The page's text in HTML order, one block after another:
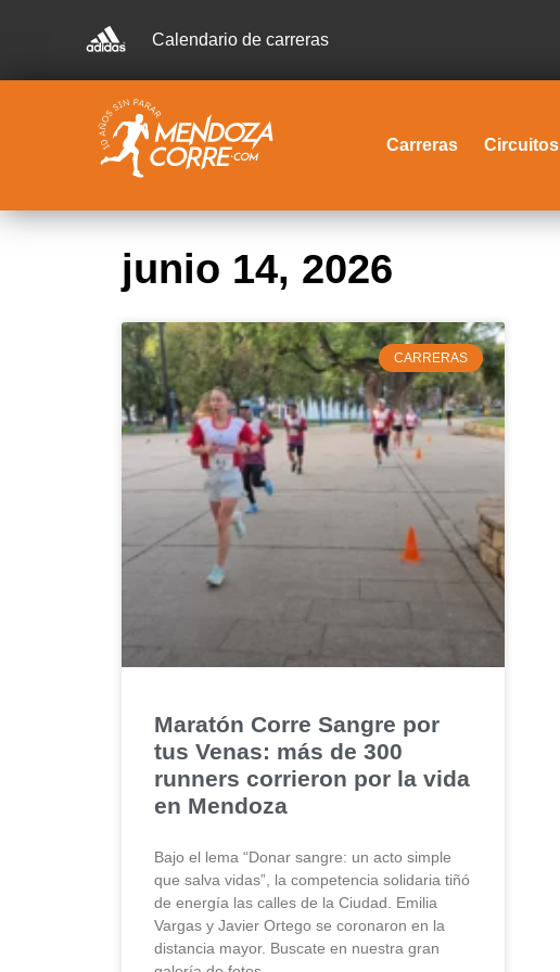
Calendario de carreras
Carreras Circuitos
junio 14, 2026
CARRERAS
Maratón Corre Sangre por
tus Venas: más de 300
runners corrieron por la vida
en Mendoza
Bajo el lema “Donar sangre: un acto simple
que salva vidas”, la competencia solidaria tiñó
de energía las calles de la Ciudad. Emilia
Vargas y Javier Ortego se coronaron en la
distancia mayor. Buscate en nuestra gran